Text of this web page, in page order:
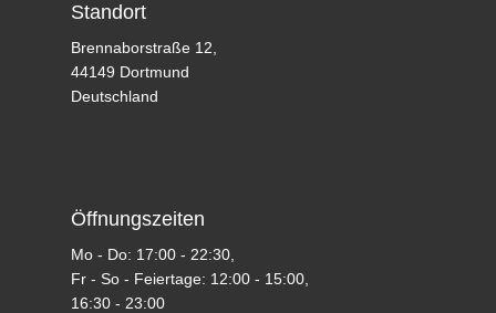
Standort
Brennaborstraße 12,
44149 Dortmund
Deutschland
Öffnungszeiten
Mo - Do: 17:00 - 22:30,
Fr - So - Feiertage: 12:00 - 15:00,
16:30 - 23:00